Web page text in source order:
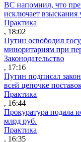
ВС напомнил, что
исключает взыскания
Практика
, 18:02
Путин освободил
миноритариям при
Законодательство
, 17:16
Путин подписал
всей цепочке
Практика
, 16:44
Прокуратура подала
млрд руб.
Практика
, 16:35